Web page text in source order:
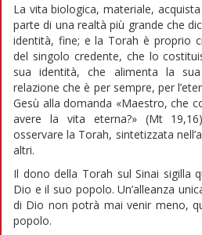
La vita biologica, materiale,
parte di una realtà più grande che
identità, fine; e la Torah è proprio
del singolo credente, che lo
sua identità, che alimenta la
relazione che è per sempre, per
Gesù alla domanda «Maestro, che
avere la vita eterna?» (Mt
osservare la Torah, sintetizzata
altri.
Il dono della Torah sul Sinai sigilla
Dio e il suo popolo. Un’alleanza
di Dio non potrà mai venir meno,
popolo.